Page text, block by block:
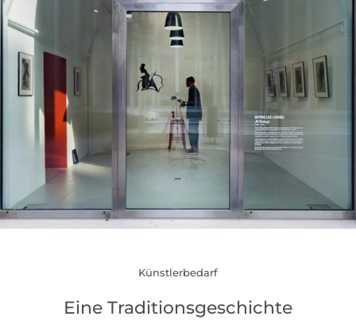
Künstlerbedarf
Eine Traditionsgeschichte